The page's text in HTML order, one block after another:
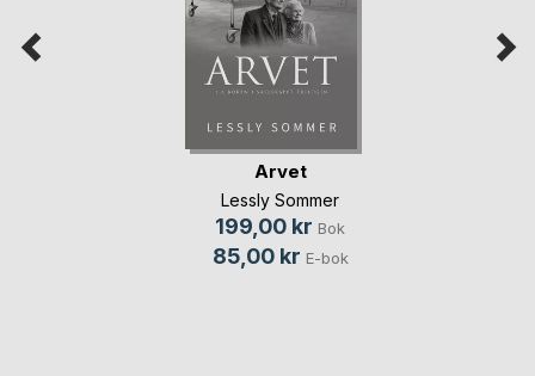
Arvet
Lessly Sommer
199,00 kr Bok
85,00 kr E-bok